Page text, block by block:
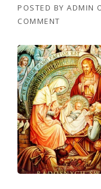
POSTED BY ADMIN
COMMENT